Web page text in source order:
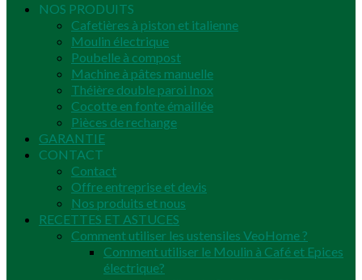
NOS PRODUITS
Cafetières à piston et italienne
Moulin électrique
Poubelle à compost
Machine à pâtes manuelle
Théière double paroi Inox
Cocotte en fonte émaillée
Pièces de rechange
GARANTIE
CONTACT
Contact
Offre entreprise et devis
Nos produits et nous
RECETTES ET ASTUCES
Comment utiliser les ustensiles VeoHome ?
Comment utiliser le Moulin à Café et Epices
électrique?